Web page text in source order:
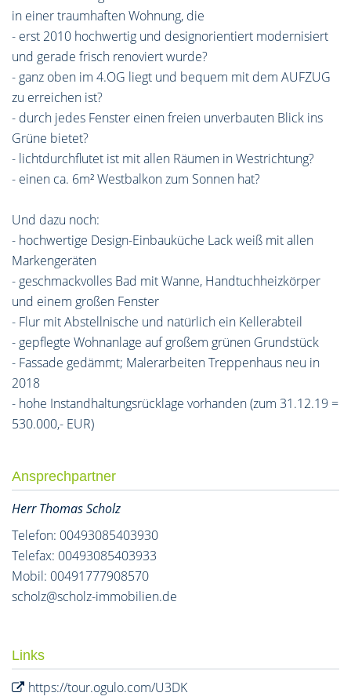
in einer traumhaften Wohnung, die
- erst 2010 hochwertig und designorientiert modernisiert
und gerade frisch renoviert wurde?
- ganz oben im 4.OG liegt und bequem mit dem AUFZUG
zu erreichen ist?
- durch jedes Fenster einen freien unverbauten Blick ins
Grüne bietet?
- lichtdurchflutet ist mit allen Räumen in Westrichtung?
- einen ca. 6m² Westbalkon zum Sonnen hat?
Und dazu noch:
- hochwertige Design-Einbauküche Lack weiß mit allen
Markengeräten
- geschmackvolles Bad mit Wanne, Handtuchheizkörper
und einem großen Fenster
- Flur mit Abstellnische und natürlich ein Kellerabteil
- gepflegte Wohnanlage auf großem grünen Grundstück
- Fassade gedämmt; Malerarbeiten Treppenhaus neu in
2018
- hohe Instandhaltungsrücklage vorhanden (zum 31.12.19 =
530.000,- EUR)
Ansprechpartner
Herr Thomas Scholz
Telefon: 00493085403930
Telefax: 00493085403933
Mobil: 00491777908570
scholz@scholz-immobilien.de
Links
https://tour.ogulo.com/U3DK